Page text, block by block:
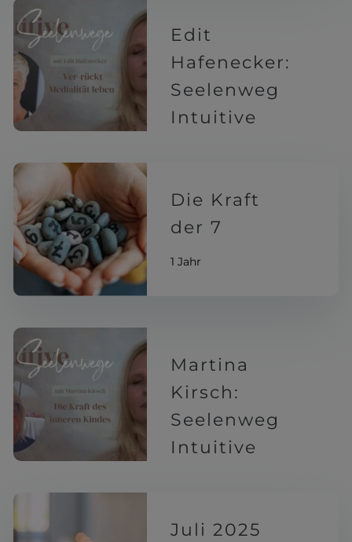
Edit
Hafenecker:
Seelenweg
Intuitive
Die Kraft
der 7
1 Jahr
Martina
Kirsch:
Seelenweg
Intuitive
Juli 2025